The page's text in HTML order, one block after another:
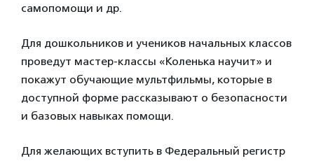
самопомощи и др.
Для дошкольников и учеников начальных классов
проведут мастер-классы «Коленька научит» и
покажут обучающие мультфильмы, которые в
доступной форме рассказывают о безопасности
и базовых навыках помощи.
Для желающих вступить в Федеральный регистр